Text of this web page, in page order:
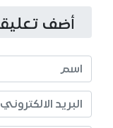
أضف